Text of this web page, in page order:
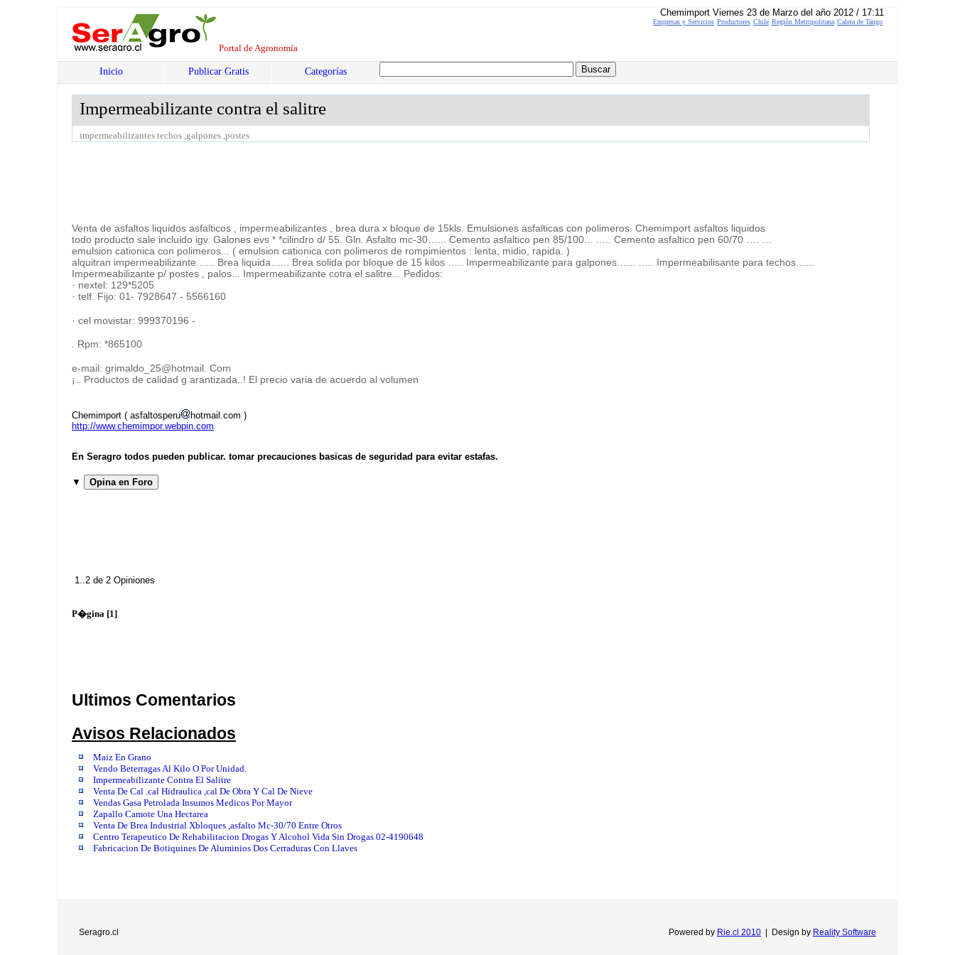
Portal de Agronomía
Inicio Publicar Gratis Categorías
Impermeabilizante contra el salitre
impermeabilizantes techos ,galpones ,postes
Empresas y Servicios Productores Chile Región Metropolitana Calera de Tango
Chemimport Viernes 23 de Marzo del año 2012 / 17:11
Venta de asfaltos liquidos asfalticos , impermeabilizantes , brea dura x bloque de 15kls. Emulsiones asfalticas con polimeros. Chemimport asfaltos liquidos
todo producto sale incluido igv. Galones evs * *cilindro d/ 55. Gln. Asfalto mc-30…... Cemento asfaltico pen 85/100... ….. Cemento asfaltico pen 60/70 …. …
emulsion cationica con polimeros... ( emulsion cationica con polimeros de rompimientos : lenta, midio, rapida. )
alquitran impermeabilizante…... Brea liquida…... Brea solida por bloque de 15 kilos ….. Impermeabilizante para galpones…... ….. Impermeabilisante para techos…...
Impermeabilizante p/ postes , palos... Impermeabilizante cotra el salitre... Pedidos:
· nextel: 129*5205
· telf. Fijo: 01- 7928647 - 5566160
· cel movistar: 999370196 -
. Rpm: *865100
e-mail: grimaldo_25@hotmail. Com
¡.. Productos de calidad g arantizada..! El precio varia de acuerdo al volumen
Chemimport ( asfaltosperu
hotmail.com )
http://www.chemimpor.webpin.com
En Seragro todos pueden publicar. tomar precauciones basicas de seguridad para evitar estafas.
▼ Opina en Foro
1..2 de 2 Opiniones
P�gina [1]
Ultimos Comentarios
Avisos Relacionados
Maiz En Grano
Vendo Beterragas Al Kilo O Por Unidad.
Impermeabilizante Contra El Salitre
Venta De Cal .cal Hidraulica ,cal De Obra Y Cal De Nieve
Vendas Gasa Petrolada Insumos Medicos Por Mayor
Zapallo Camote Una Hectarea
Venta De Brea Industrial Xbloques ,asfalto Mc-30/70 Entre Otros
Centro Terapeutico De Rehabilitacion Drogas Y Alcohol Vida Sin Drogas 02-4190648
Fabricacion De Botiquines De Aluminios Dos Cerraduras Con Llaves
Seragro.cl Powered by Rie.cl 2010 Design by Reality Software